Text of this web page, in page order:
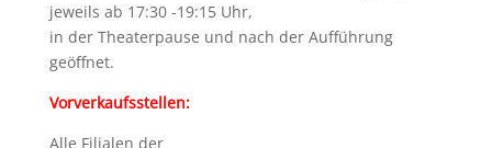
jeweils ab 17:30 -19:15 Uhr,
in der Theaterpause und nach der Aufführung
geöffnet.
Vorverkaufsstellen:
Alle Filialen der